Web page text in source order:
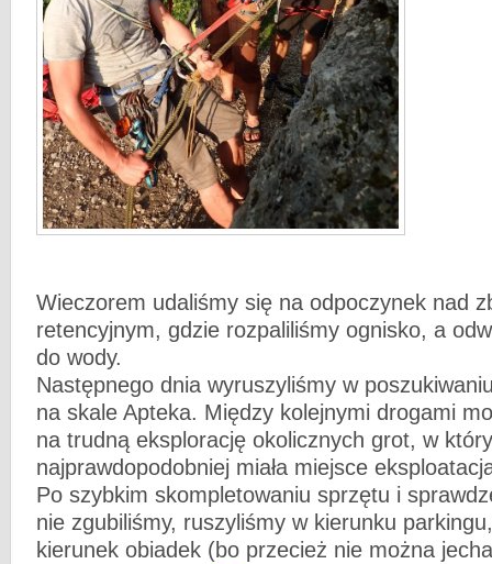
Wieczorem udaliśmy się na odpoczynek nad
retencyjnym, gdzie rozpaliliśmy ognisko, a
do wody.
Następnego dnia wyruszyliśmy w
na skale Apteka. Między kolejnymi drogami
na trudną eksplorację okolicznych grot, w
najprawdopodobniej miała miejsce
Po szybkim skompletowaniu sprzętu i
nie zgubiliśmy, ruszyliśmy w kierunku
kierunek obiadek (bo przecież nie można